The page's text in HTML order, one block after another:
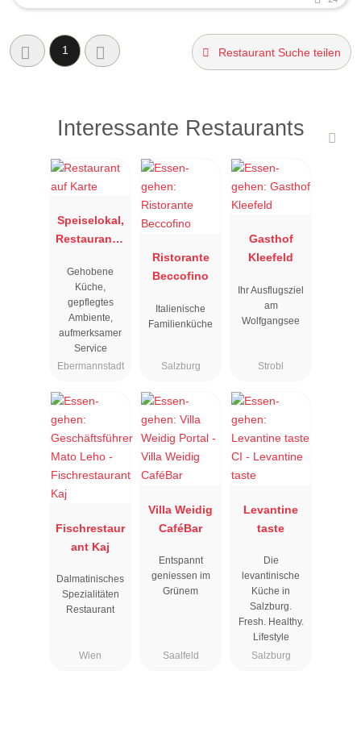
1 Restaurant Suche teilen
Interessante Restaurants
Speiselokal,
Restaurant "
"
Gehobene
Küche,
gepflegtes
Ambiente,
aufmerksamer
Service
Ebermannstadt
Ristorante
Beccofino
Italienische
Familienküche
Salzburg
Gasthof
Kleefeld
Ihr Ausflugsziel
am
Wolfgangsee
Strobl
Fischrestaur
ant Kaj
Dalmatinisches
Spezialitäten
Restaurant
Wien
Villa Weidig
CaféBar
Entspannt
geniessen im
Grünem
Saalfeld
Levantine
taste
Die
levantinische
Küche in
Salzburg.
Fresh. Healthy.
Lifestyle
Salzburg